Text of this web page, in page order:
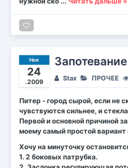
Ноя
24
.2009 Stax ПРОЧЕЕ
Питер - город сырой, если не
чувствуются сильнее, и
Первой и основной причиной
моему самый простой
Хочу на минуточку
1. 2 боковых патрубка.